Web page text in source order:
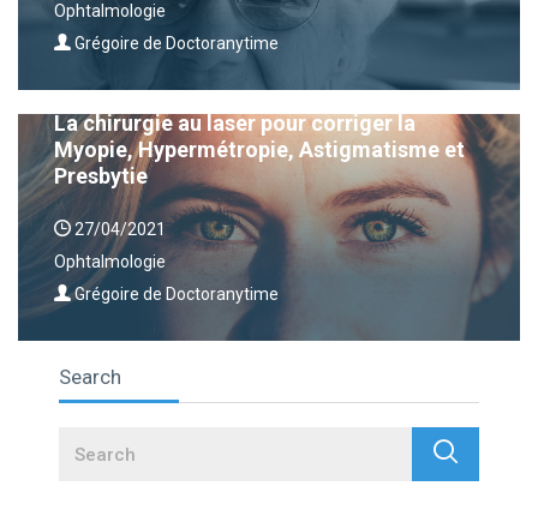
Ophtalmologie
Grégoire de Doctoranytime
La chirurgie au laser pour corriger la
Myopie, Hypermétropie, Astigmatisme et
Presbytie
27/04/2021
Ophtalmologie
Grégoire de Doctoranytime
Search
Search